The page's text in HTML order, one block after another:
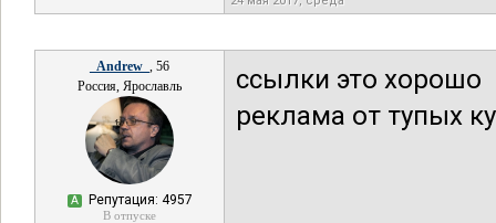
_Andrew_ , 56
Россия, Ярославль
А Репутация: 4957
В отпуске
ссылки это хорошо
реклама от тупых